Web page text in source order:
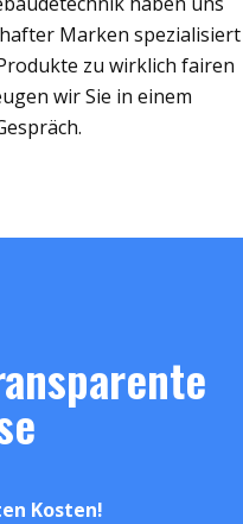
Marken spezialisiert
zu wirklich fairen
wir Sie in einem
Kosten!